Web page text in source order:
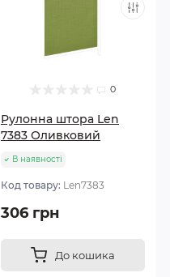
0
Рулонна штора Len
7383 Оливковий
В наявності
Код товару: Len7383
306 грн
До кошика